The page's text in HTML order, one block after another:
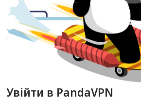
Увійти в PandaVPN